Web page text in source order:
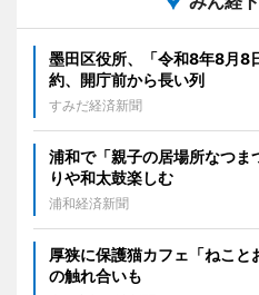
墨田区役所、「令和8年8月
約、開庁前から長い列
すみだ経済新聞
浦和で「親子の居場所なつ
りや和太鼓楽しむ
浦和経済新聞
厚狭に保護猫カフェ「ねこ
の触れ合いも